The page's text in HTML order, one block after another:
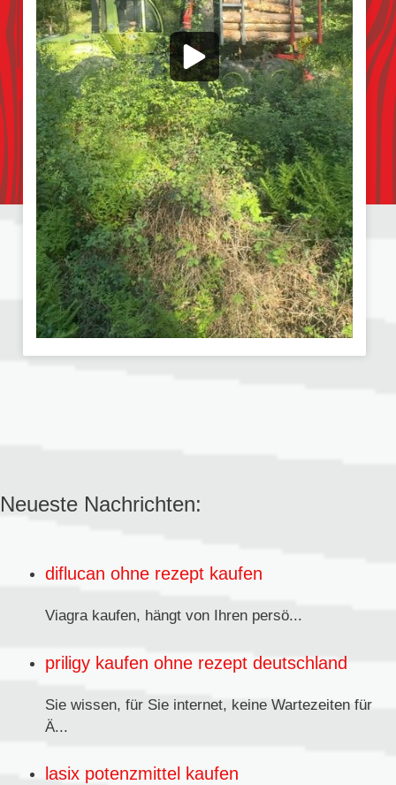
Neueste Nachrichten:
diflucan ohne rezept kaufen
Viagra kaufen, hängt von Ihren persö...
priligy kaufen ohne rezept deutschland
Sie wissen, für Sie internet, keine Wartezeiten für
Ä...
lasix potenzmittel kaufen